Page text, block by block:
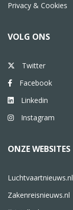
Privacy & Cookies
VOLG ONS
Twitter
Facebook
Linkedin
Instagram
ONZE WEBSITES
Luchtvaartnieuws.nl
Zakenreisnieuws.nl